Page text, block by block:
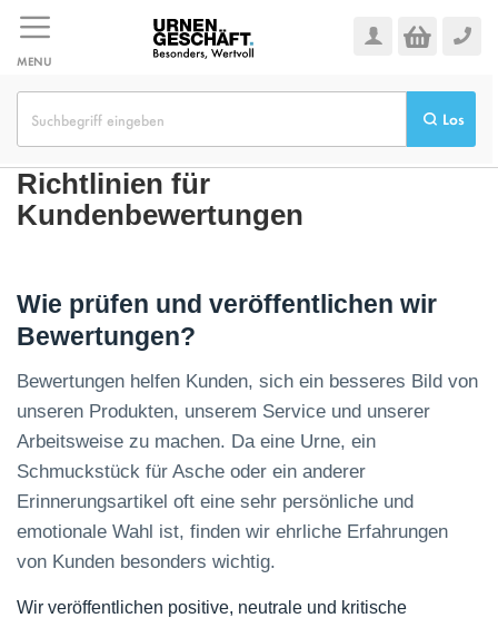
Inhalt
springen
MENU
Los
Richtlinien für
Kundenbewertungen
Wie prüfen und veröffentlichen wir
Bewertungen?
Bewertungen helfen Kunden, sich ein besseres Bild von
unseren Produkten, unserem Service und unserer
Arbeitsweise zu machen. Da eine Urne, ein
Schmuckstück für Asche oder ein anderer
Erinnerungsartikel oft eine sehr persönliche und
emotionale Wahl ist, finden wir ehrliche Erfahrungen
von Kunden besonders wichtig.
Wir veröffentlichen positive, neutrale und kritische